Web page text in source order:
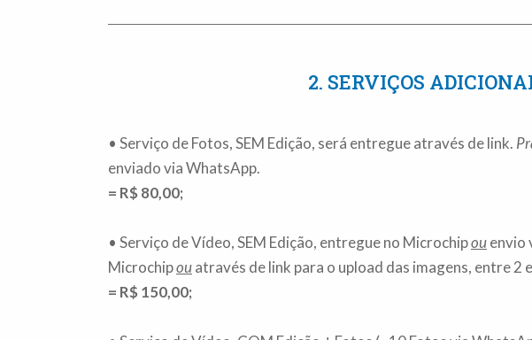
2. SERVIÇOS
• Serviço de Fotos, SEM Edição, será entregue através delink.
enviado via WhatsApp.
= R$ 80,00;
• Serviço de Vídeo, SEM Edição, entregue no Microchipouenvio
Microchipouatravés de link para o upload das imagens, entre 2
= R$ 150,00;